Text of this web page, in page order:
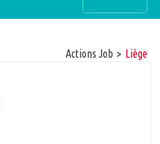
Actions Job > Liège